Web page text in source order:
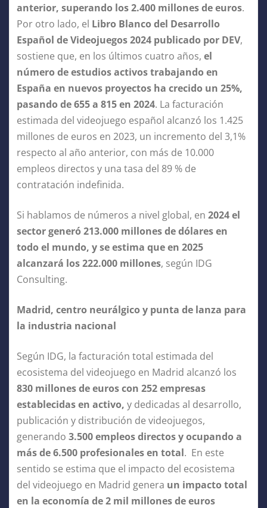
anterior, superando los 2.400 millones de euros.
Por otro lado, el Libro Blanco del Desarrollo
Español de Videojuegos 2024 publicado por DEV,
sostiene que, en los últimos cuatro años, el
número de estudios activos trabajando en
España en nuevos proyectos ha crecido un 25%,
pasando de 655 a 815 en 2024. La facturación
estimada del videojuego español alcanzó los 1.425
millones de euros en 2023, un incremento del 3,1%
respecto al año anterior, con más de 10.000
empleos directos y una tasa del 89 % de
contratación indefinida.
Si hablamos de números a nivel global, en 2024 el
sector generó 213.000 millones de dólares en
todo el mundo, y se estima que en 2025
alcanzará los 222.000 millones, según IDG
Consulting.
Madrid, centro neurálgico y punta de lanza para
la industria nacional
Según IDG, la facturación total estimada del
ecosistema del videojuego en Madrid alcanzó los
830 millones de euros con 252 empresas
establecidas en activo, y dedicadas al desarrollo,
publicación y distribución de videojuegos,
generando 3.500 empleos directos y ocupando a
más de 6.500 profesionales en total. En este
sentido se estima que el impacto del ecosistema
del videojuego en Madrid genera un impacto total
en la economía de 2 mil millones de euros